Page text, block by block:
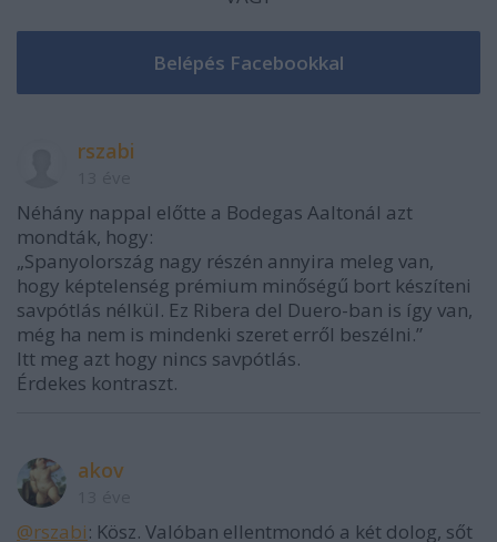
rszabi
Néhány nappal előtte a Bodegas Aaltonál azt
mondták, hogy:
„Spanyolország nagy részén annyira meleg van,
hogy képtelenség prémium minőségű bort készíteni
savpótlás nélkül. Ez Ribera del Duero-ban is így van,
még ha nem is mindenki szeret erről beszélni.”
Itt meg azt hogy nincs savpótlás.
Érdekes kontraszt.
akov
@rszabi: Kösz. Valóban ellentmondó a két dolog, sőt